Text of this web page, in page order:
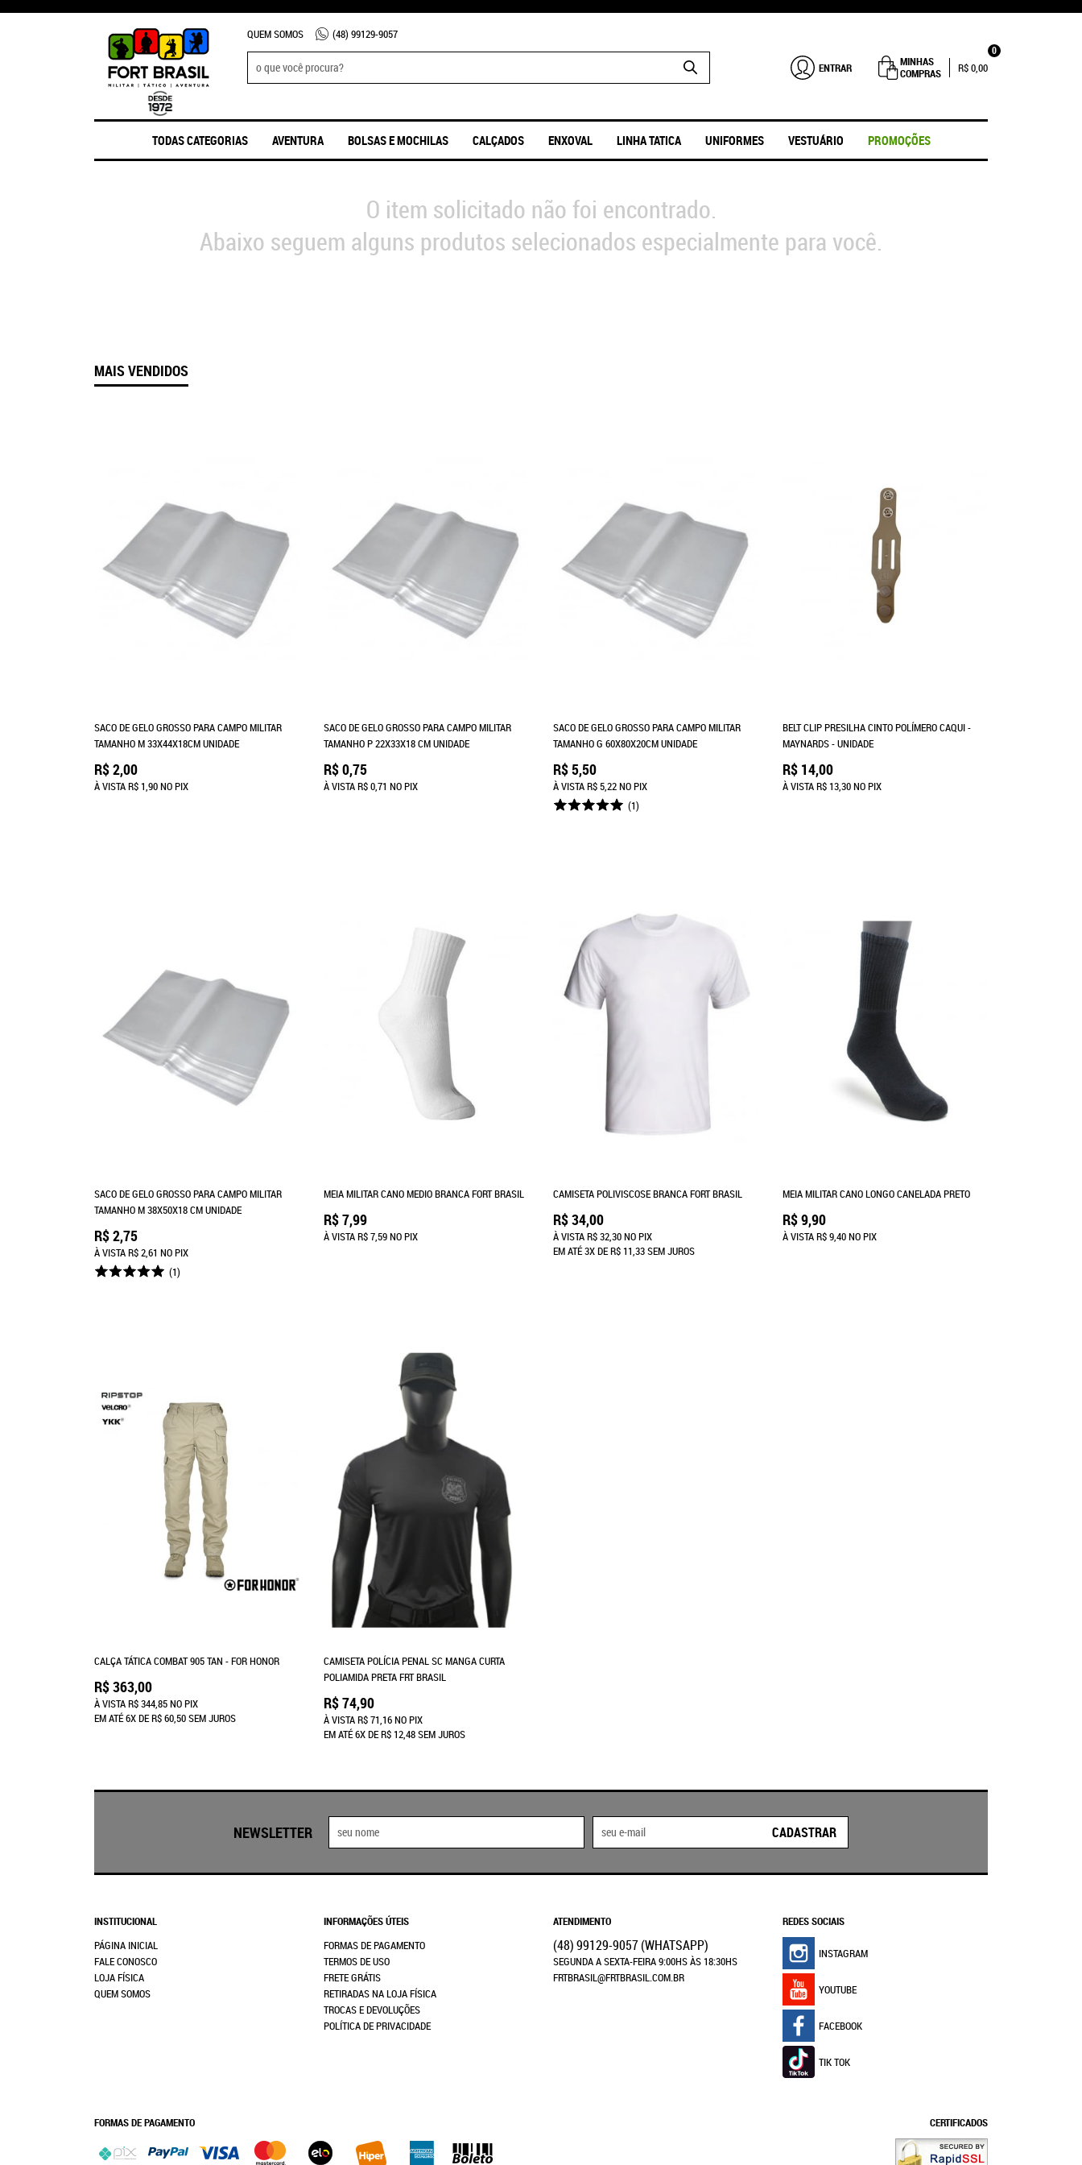
QUEM SOMOS (48) 99129-9057
ENTRAR
MINHAS
COMPRAS
0
R$ 0,00
TODAS CATEGORIAS AVENTURA BOLSAS E MOCHILAS CALÇADOS ENXOVAL LINHA TATICA UNIFORMES VESTUÁRIO PROMOÇÕES
O item solicitado não foi encontrado.
Abaixo seguem alguns produtos selecionados especialmente para você.
MAIS VENDIDOS
SACO DE GELO GROSSO PARA CAMPO MILITAR
TAMANHO M 33X44X18CM UNIDADE
R$ 2,00
À VISTAR$ 1,90NO PIX
SACO DE GELO GROSSO PARA CAMPO MILITAR
TAMANHO P 22X33X18 CM UNIDADE
R$ 0,75
À VISTAR$ 0,71 NO PIX
SACO DE GELO GROSSO PARA CAMPO MILITAR
TAMANHO G 60X80X20CM UNIDADE
R$ 5,50
À VISTAR$ 5,22NO PIX
(1)
BELT CLIP PRESILHA CINTO POLÍMERO CAQUI -
MAYNARDS - UNIDADE
R$ 14,00
À VISTAR$ 13,30NO PIX
SACO DE GELO GROSSO PARA CAMPO MILITAR
TAMANHO M 38X50X18 CM UNIDADE
R$ 2,75
À VISTAR$ 2,61 NO PIX
(1)
MEIA MILITAR CANO MEDIO BRANCA FORT BRASIL
R$ 7,99
À VISTAR$ 7,59NO PIX
CAMISETA POLIVISCOSE BRANCA FORT BRASIL
R$ 34,00
À VISTAR$ 32,30NO PIX
EM ATÉ3XDER$ 11,33SEM JUROS
MEIA MILITAR CANO LONGO CANELADA PRETO
R$ 9,90
À VISTAR$ 9,40NO PIX
CALÇA TÁTICA COMBAT 905 TAN - FOR HONOR
R$ 363,00
À VISTAR$ 344,85NO PIX
EM ATÉ6XDER$ 60,50SEM JUROS
CAMISETA POLÍCIA PENAL SC MANGA CURTA
POLIAMIDA PRETA FRT BRASIL
R$ 74,90
À VISTAR$ 71,16NO PIX
EM ATÉ6XDER$ 12,48SEM JUROS
NEWSLETTER CADASTRAR
INSTITUCIONAL
PÁGINA INICIAL
FALE CONOSCO
LOJA FÍSICA
QUEM SOMOS
INFORMAÇÕES ÚTEIS
FORMAS DE PAGAMENTO
TERMOS DE USO
FRETE GRÁTIS
RETIRADAS NA LOJA FÍSICA
TROCAS E DEVOLUÇÕES
POLÍTICA DE PRIVACIDADE
ATENDIMENTO
(48)99129-9057(WHATSAPP)
SEGUNDA A SEXTA-FEIRA 9:00HS ÀS 18:30HS
FRTBRASIL@FRTBRASIL.COM.BR
REDES SOCIAIS
INSTAGRAM
YOUTUBE
FACEBOOK
TIK TOK
FORMAS DE PAGAMENTO CERTIFICADOS